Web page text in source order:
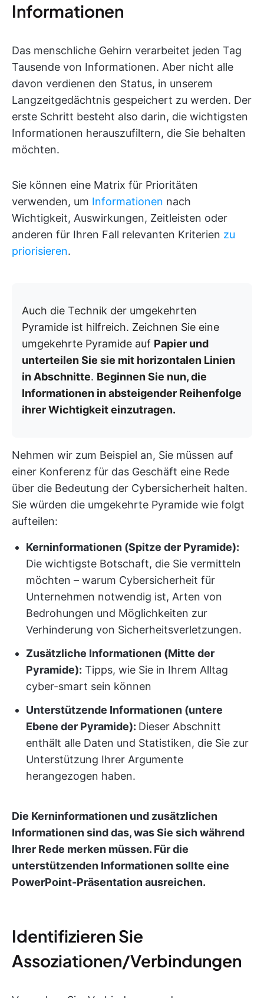
Informationen
Das menschliche Gehirn verarbeitet jeden Tag
Tausende von Informationen. Aber nicht alle
davon verdienen den Status, in unserem
Langzeitgedächtnis gespeichert zu werden. Der
erste Schritt besteht also darin, die wichtigsten
Informationen herauszufiltern, die Sie behalten
möchten.
Sie können eine Matrix für Prioritäten
verwenden, um Informationen nach
Wichtigkeit, Auswirkungen, Zeitleisten oder
anderen für Ihren Fall relevanten Kriterien zu
priorisieren.
Auch die Technik der umgekehrten
Pyramide ist hilfreich. Zeichnen Sie eine
umgekehrte Pyramide auf Papier und
unterteilen Sie sie mit horizontalen Linien
in Abschnitte. Beginnen Sie nun, die
Informationen in absteigender Reihenfolge
ihrer Wichtigkeit einzutragen.
Nehmen wir zum Beispiel an, Sie müssen auf
einer Konferenz für das Geschäft eine Rede
über die Bedeutung der Cybersicherheit halten.
Sie würden die umgekehrte Pyramide wie folgt
aufteilen:
Kerninformationen (Spitze der Pyramide):
Die wichtigste Botschaft, die Sie vermitteln
möchten – warum Cybersicherheit für
Unternehmen notwendig ist, Arten von
Bedrohungen und Möglichkeiten zur
Verhinderung von Sicherheitsverletzungen.
Zusätzliche Informationen (Mitte der
Pyramide): Tipps, wie Sie in Ihrem Alltag
cyber-smart sein können
Unterstützende Informationen (untere
Ebene der Pyramide): Dieser Abschnitt
enthält alle Daten und Statistiken, die Sie zur
Unterstützung Ihrer Argumente
herangezogen haben.
Die Kerninformationen und zusätzlichen
Informationen sind das, was Sie sich während
Ihrer Rede merken müssen. Für die
unterstützenden Informationen sollte eine
PowerPoint-Präsentation ausreichen.
Identifizieren Sie
Assoziationen/Verbindungen